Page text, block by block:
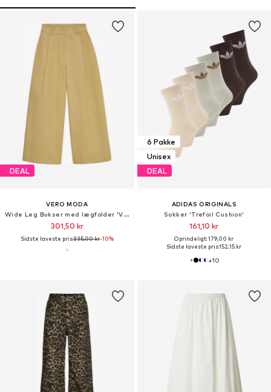
DEAL
VERO MODA
Wide Leg Bukser med lægfolder 'VMNova'
301,50 kr
Sidste laveste pris:335,00 kr-10%
6 Pakke
Unisex
DEAL
ADIDAS ORIGINALS
Sokker 'Trefoil Cushion'
161,10 kr
Oprindeligt: 179,00 kr
Sidste laveste pris:152,15 kr
+10